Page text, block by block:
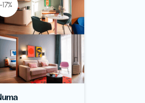
-17%